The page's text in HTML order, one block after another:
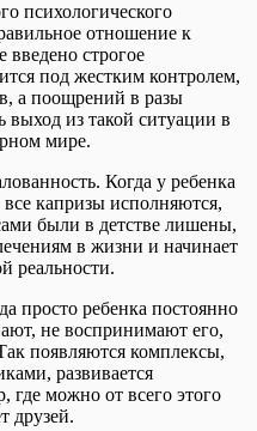
психологического
отношение к
введено строгое
под жестким контролем,
а поощрений в разы
выход из такой ситуации в
мире.
Когда у ребенка
капризы исполняются,
были в детстве лишены,
в жизни и начинает
реальности.
просто ребенка постоянно
не воспринимают его,
появляются комплексы,
развивается
где можно от всего этого
друзей.